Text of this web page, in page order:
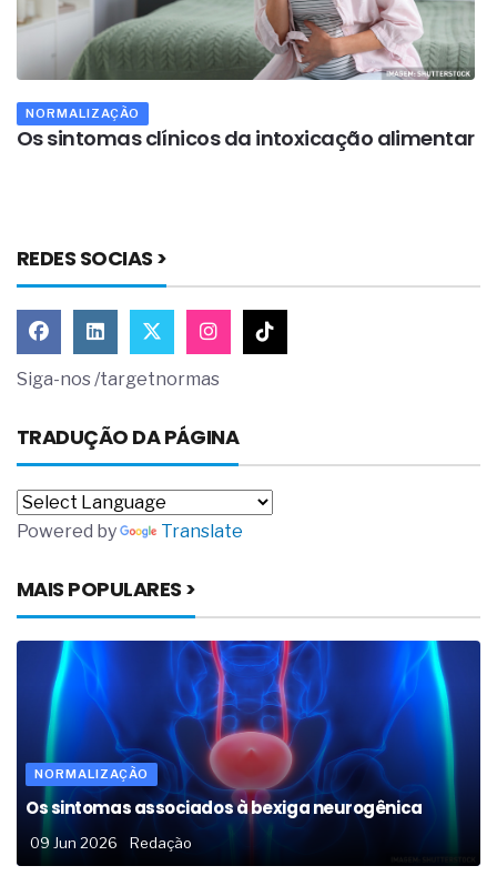
NORMALIZAÇÃO
Os sintomas clínicos da intoxicação alimentar
REDES SOCIAS >
Siga-nos /targetnormas
TRADUÇÃO DA PÁGINA
Powered by Translate
MAIS POPULARES >
NORMALIZAÇÃO
Os sintomas associados à bexiga neurogênica
09 Jun 2026 Redação